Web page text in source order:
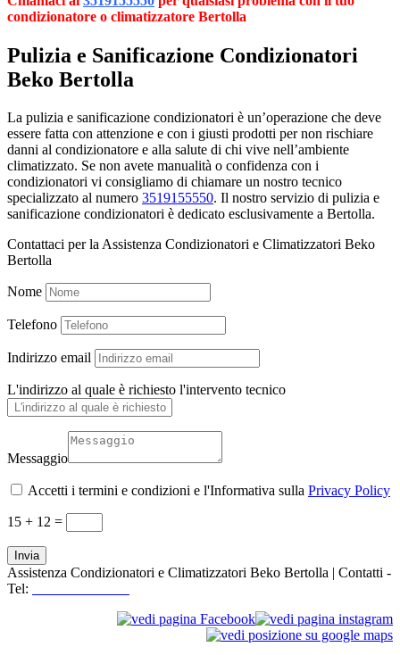
condizionatore o climatizzatore Bertolla
Pulizia e Sanificazione Condizionatori
Beko Bertolla
La pulizia e sanificazione condizionatori è un’operazione che deve
essere fatta con attenzione e con i giusti prodotti per non rischiare
danni al condizionatore e alla salute di chi vive nell’ambiente
climatizzato. Se non avete manualità o confidenza con i
condizionatori vi consigliamo di chiamare un nostro tecnico
specializzato al numero 3519155550. Il nostro servizio di pulizia e
sanificazione condizionatori è dedicato esclusivamente a Bertolla.
Contattaci per la Assistenza Condizionatori e Climatizzatori Beko
Bertolla
Nome
Telefono
Indirizzo email
L'indirizzo al quale è richiesto l'intervento tecnico
Messaggio
Accetti i termini e condizioni e l'Informativa sulla Privacy Policy
15 + 12 =
Invia
Assistenza Condizionatori e Climatizzatori Beko Bertolla | Contatti -
Tel: